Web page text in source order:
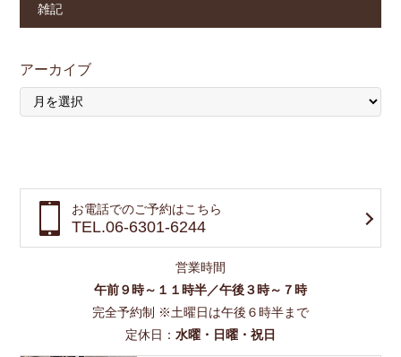
雑記
アーカイブ
お電話でのご予約はこちら
TEL.06-6301-6244
営業時間
午前９時～１１時半／午後３時～７時
完全予約制 ※土曜日は午後６時半まで
定休日： 水曜・日曜・祝日